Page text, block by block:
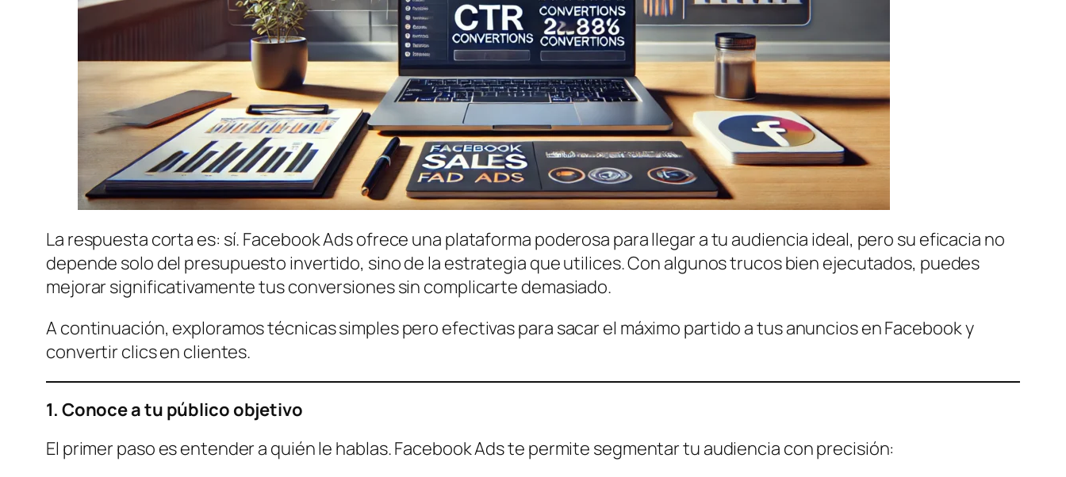
La respuesta corta es: sí. Facebook Ads ofrece una plataforma poderosa para llegar a tu audiencia ideal, pero su eficacia no
depende solo del presupuesto invertido, sino de la estrategia que utilices. Con algunos trucos bien ejecutados, puedes
mejorar significativamente tus conversiones sin complicarte demasiado.
A continuación, exploramos técnicas simples pero efectivas para sacar el máximo partido a tus anuncios en Facebook y
convertir clics en clientes.
1. Conoce a tu público objetivo
El primer paso es entender a quién le hablas. Facebook Ads te permite segmentar tu audiencia con precisión: